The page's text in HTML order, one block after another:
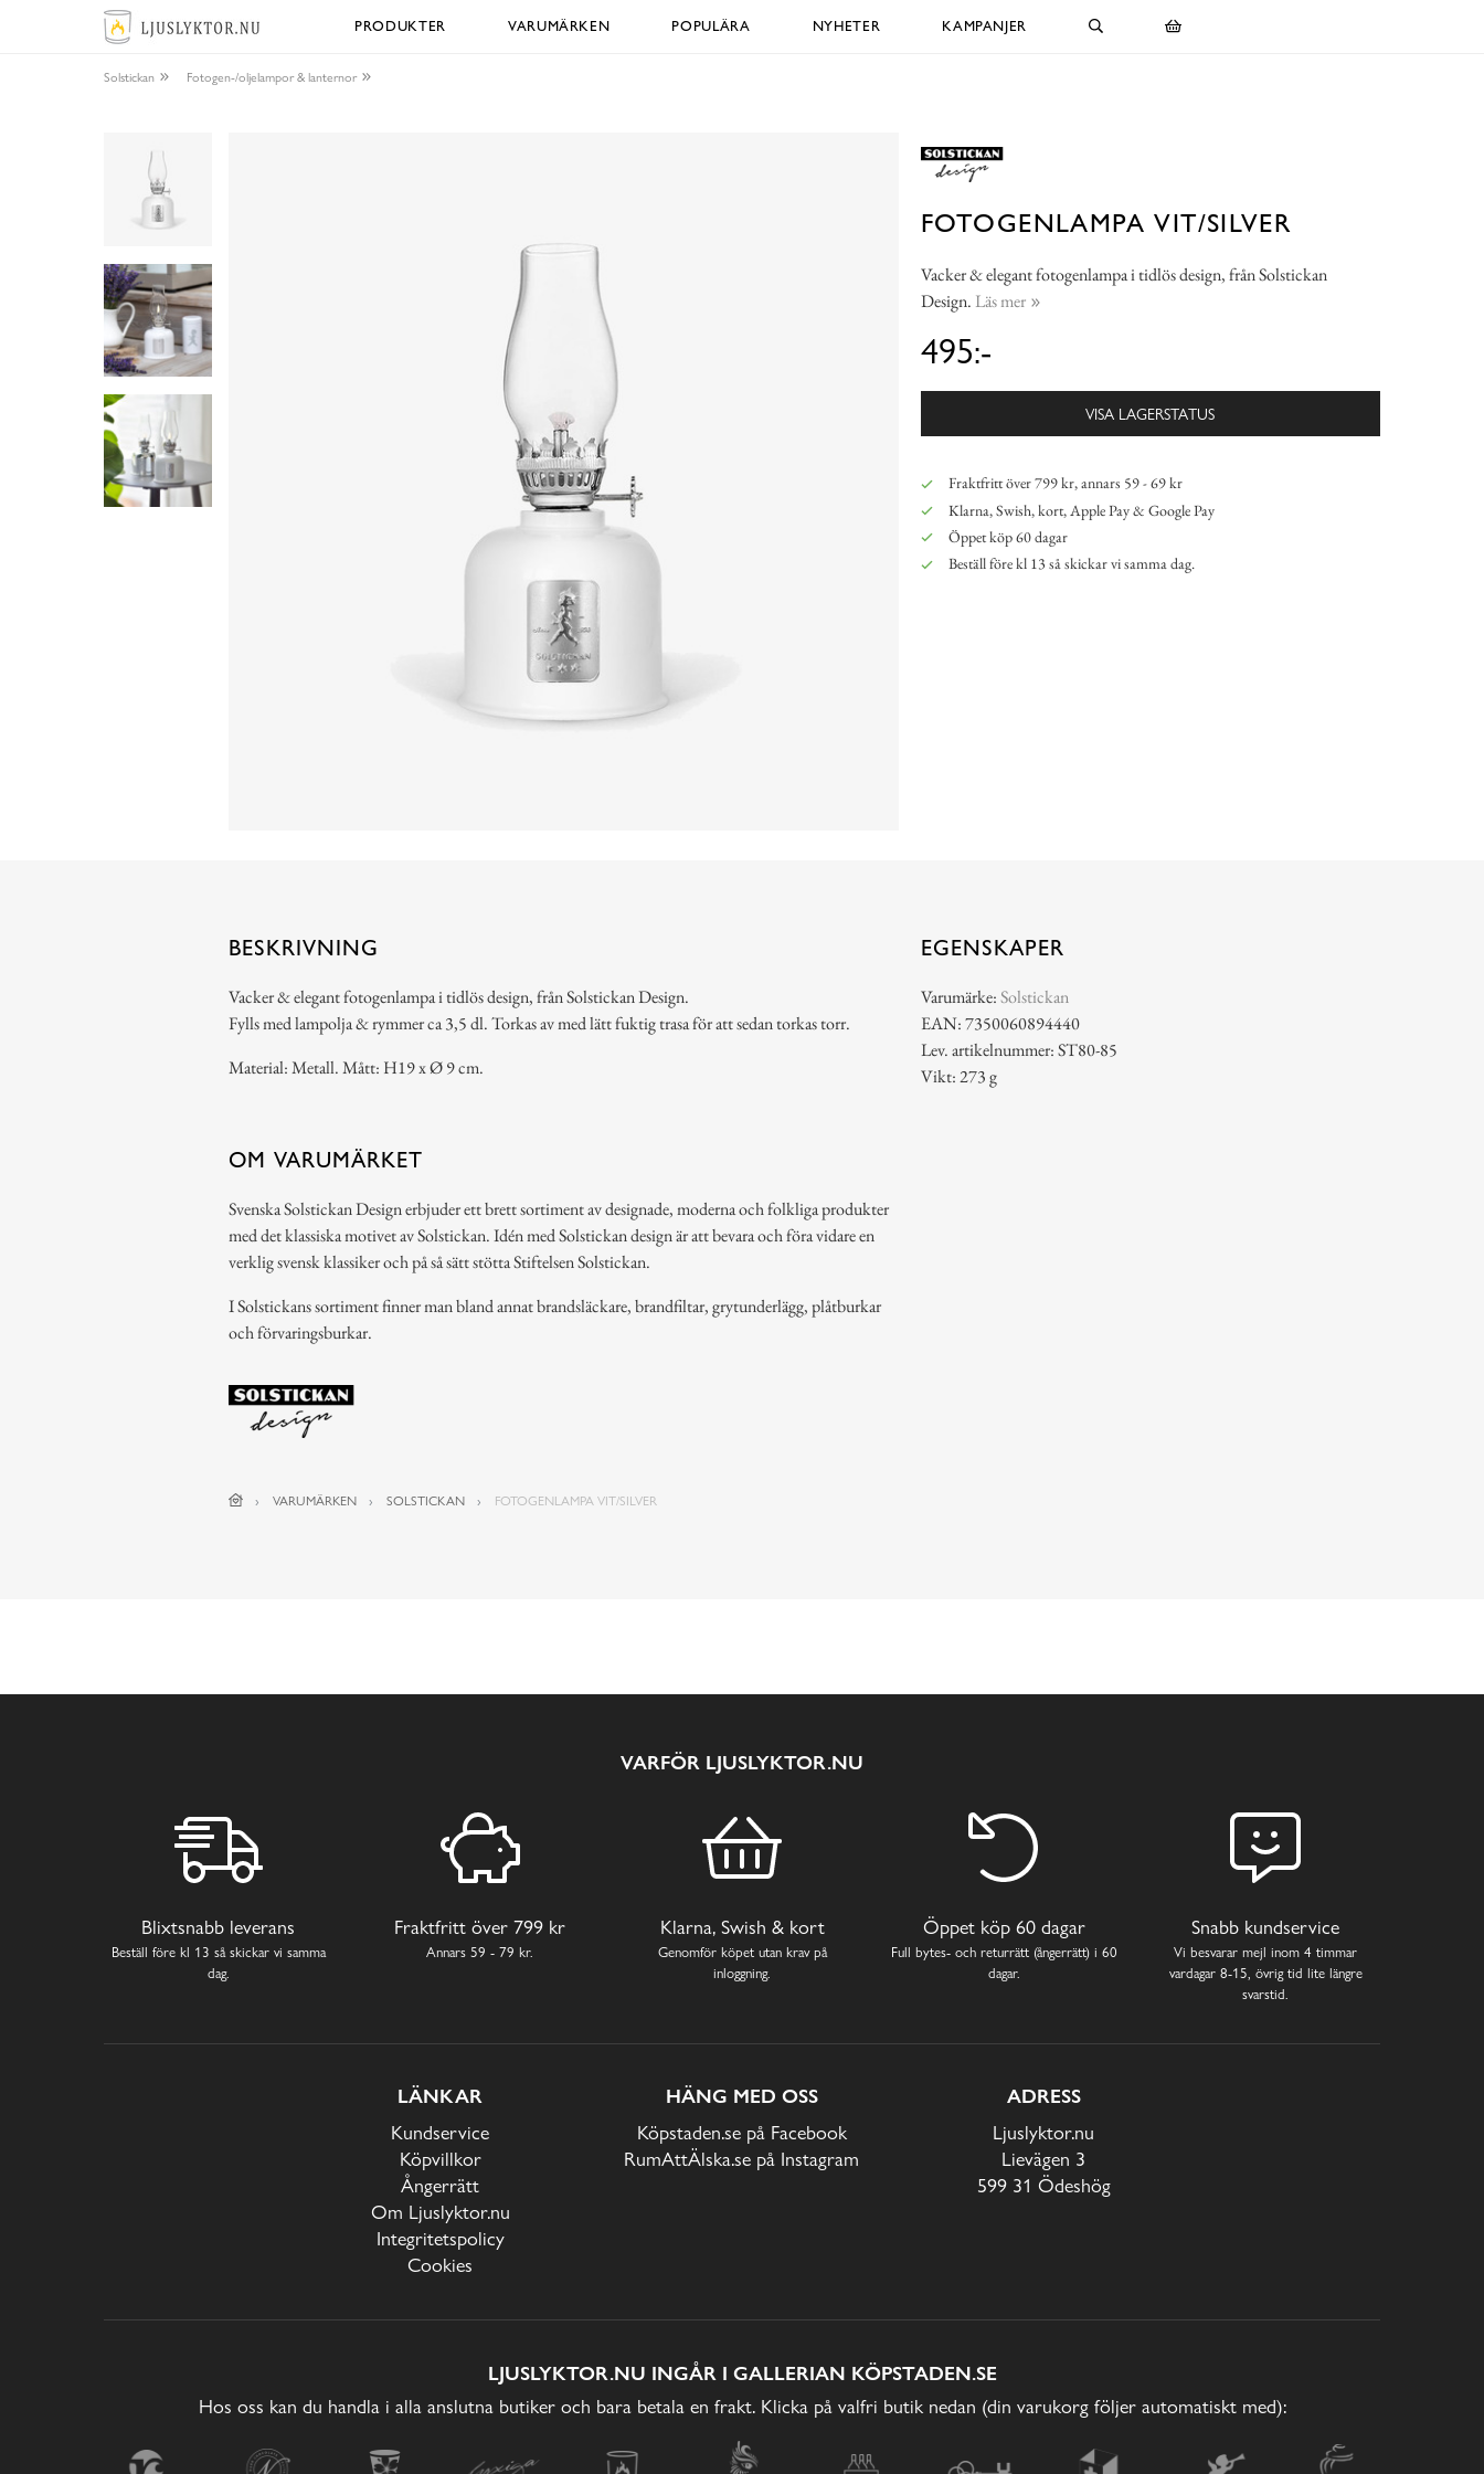
PRODUKTER VARUMÄRKEN POPULÄRA NYHETER KAMPANJER
Solstickan Fotogen-/oljelampor & lanternor
FOTOGENLAMPA VIT/SILVER
Vacker & elegant fotogenlampa i tidlös design, från Solstickan
Design. Läs mer
495:-
VISA LAGERSTATUS
Fraktfritt över 799 kr, annars 59 - 69 kr
Klarna, Swish, kort, Apple Pay & Google Pay
Öppet köp 60 dagar
Beställ före kl 13 så skickar vi samma dag.
BESKRIVNING
Vacker & elegant fotogenlampa i tidlös design, från Solstickan Design.
Fylls med lampolja & rymmer ca 3,5 dl. Torkas av med lätt fuktig trasa för att sedan torkas torr.
Material: Metall. Mått: H19 x Ø 9 cm.
EGENSKAPER
Varumärke:Solstickan
EAN: 7350060894440
Lev. artikelnummer: ST80-85
Vikt: 273 g
OM VARUMÄRKET
Svenska Solstickan Design erbjuder ett brett sortiment av designade, moderna och folkliga produkter
med det klassiska motivet av Solstickan. Idén med Solstickan design är att bevara och föra vidare en
verklig svensk klassiker och på så sätt stötta Stiftelsen Solstickan.
I Solstickans sortiment finner man bland annat brandsläckare, brandfiltar, grytunderlägg, plåtburkar
och förvaringsburkar.
VARUMÄRKEN SOLSTICKAN FOTOGENLAMPA VIT/SILVER
VARFÖR LJUSLYKTOR.NU
Blixtsnabb leverans
Beställ före kl 13 så skickar vi samma
dag.
Fraktfritt över 799 kr
Annars 59 - 79 kr.
Klarna, Swish & kort
Genomför köpet utan krav på
inloggning.
Öppet köp 60 dagar
Full bytes- och returrätt (ångerrätt) i 60
dagar.
Snabb kundservice
Vi besvarar mejl inom 4 timmar
vardagar 8-15, övrig tid lite längre
svarstid.
LÄNKAR
Kundservice
Köpvillkor
Ångerrätt
Om Ljuslyktor.nu
Integritetspolicy
Cookies
HÄNG MED OSS
Köpstaden.se på Facebook
RumAttÄlska.se på Instagram
ADRESS
Ljuslyktor.nu
Lievägen 3
599 31 Ödeshög
LJUSLYKTOR.NU INGÅR I GALLERIAN KÖPSTADEN.SE
Hos oss kan du handla i alla anslutna butiker och bara betala en frakt. Klicka på valfri butik nedan (din varukorg följer automatiskt med):